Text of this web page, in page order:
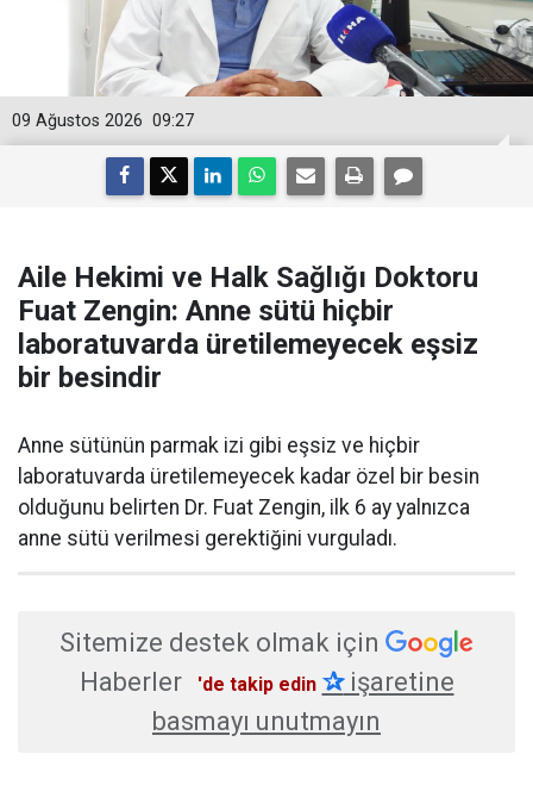
09:27
09 Ağustos 2026
Aile Hekimi ve Halk Sağlığı Doktoru
Fuat Zengin: Anne sütü hiçbir
laboratuvarda üretilemeyecek eşsiz
bir besindir
Anne sütünün parmak izi gibi eşsiz ve hiçbir
laboratuvarda üretilemeyecek kadar özel bir besin
olduğunu belirten Dr. Fuat Zengin, ilk 6 ay yalnızca
anne sütü verilmesi gerektiğini vurguladı.
Sitemize destek olmak için
Haberler
'de takip edin ✰işaretine
basmayı unutmayın